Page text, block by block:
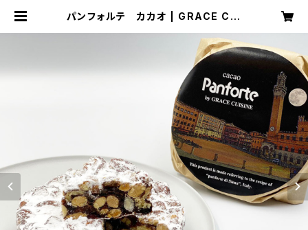
パンフォルテ カカオ | GRACE CUI